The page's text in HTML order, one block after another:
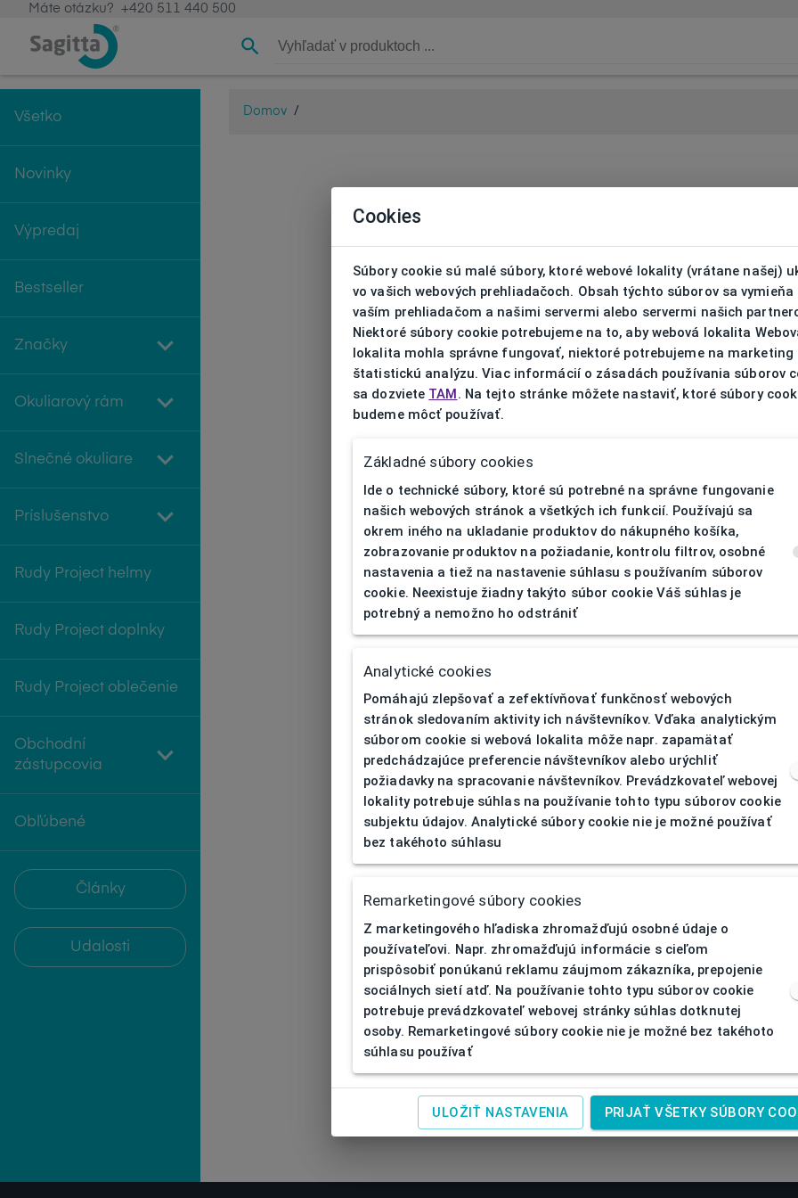
Máte otázku? +420 511 440 500
Všetko
Novinky
Výpredaj
Bestseller
Značky
Okuliarový rám
Slnečné okuliare
Príslušenstvo
Rudy Project helmy
Rudy Project doplnky
Rudy Project oblečenie
Obchodní
zástupcovia
Obľúbené
Články
Udalosti
Domov /
Cookies
Súbory cookie sú malé súbory, ktoré webové lokality (vrátane našej)
vo vašich webových prehliadačoch. Obsah týchto súborov sa vymieňa
vaším prehliadačom a našimi servermi alebo servermi našich
Niektoré súbory cookie potrebujeme na to, aby webová lokalita
lokalita mohla správne fungovať, niektoré potrebujeme na marketing
štatistickú analýzu. Viac informácií o zásadách používania súborov
sa dozviete TAM. Na tejto stránke môžete nastaviť, ktoré súbory
budeme môcť používať.
Základné súbory cookies
Ide o technické súbory, ktoré sú potrebné na správne fungovanie
našich webových stránok a všetkých ich funkcií. Používajú sa
okrem iného na ukladanie produktov do nákupného košíka,
zobrazovanie produktov na požiadanie, kontrolu filtrov, osobné
nastavenia a tiež na nastavenie súhlasu s používaním súborov
cookie. Neexistuje žiadny takýto súbor cookie Váš súhlas je
potrebný a nemožno ho odstrániť
Analytické cookies
Pomáhajú zlepšovať a zefektívňovať funkčnosť webových
stránok sledovaním aktivity ich návštevníkov. Vďaka analytickým
súborom cookie si webová lokalita môže napr. zapamätať
predchádzajúce preferencie návštevníkov alebo urýchliť
požiadavky na spracovanie návštevníkov. Prevádzkovateľ webovej
lokality potrebuje súhlas na používanie tohto typu súborov cookie
subjektu údajov. Analytické súbory cookie nie je možné používať
bez takéhoto súhlasu
Remarketingové súbory cookies
Z marketingového hľadiska zhromažďujú osobné údaje o
používateľovi. Napr. zhromažďujú informácie s cieľom
prispôsobiť ponúkanú reklamu záujmom zákazníka, prepojenie
sociálnych sietí atď. Na používanie tohto typu súborov cookie
potrebuje prevádzkovateľ webovej stránky súhlas dotknutej
osoby. Remarketingové súbory cookie nie je možné bez takéhoto
súhlasu používať
ULOŽIŤ NASTAVENIA PRIJAŤ VŠETKY SÚBORY